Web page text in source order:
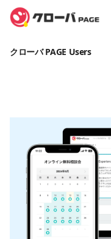
クローバ PAGE Users